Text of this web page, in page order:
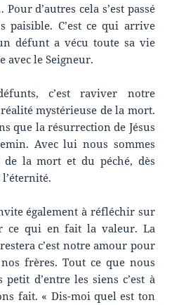
d’autres cela s’est passé
paisible. C’est ce qui arrive
défunt a vécu toute sa vie
avec le Seigneur.
c’est raviver notre
mystérieuse de la mort.
que la résurrection de Jésus
Avec lui nous sommes
la mort et du péché, dès
également à réfléchir sur
ce qui en fait la valeur. La
c’est notre amour pour
frères. Tout ce que nous
d’entre les siens c’est à
fait. « Dis-moi quel est ton